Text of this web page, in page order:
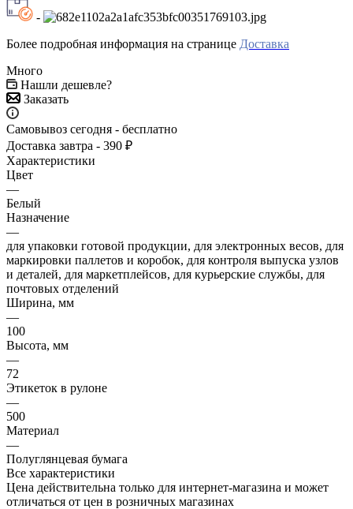
-
Более подробная информация на странице Доставка
Много
Нашли дешевле?
Заказать
Самовывоз сегодня - бесплатно
Доставка завтра - 390 ₽
Характеристики
Цвет
—
Белый
Назначение
—
для упаковки готовой продукции, для электронных весов, для
маркировки паллетов и коробок, для контроля выпуска узлов
и деталей, для маркетплейсов, для курьерские службы, для
почтовых отделений
Ширина, мм
—
100
Высота, мм
—
72
Этикеток в рулоне
—
500
Материал
—
Полуглянцевая бумага
Все характеристики
Цена действительна только для интернет-магазина и может
отличаться от цен в розничных магазинах